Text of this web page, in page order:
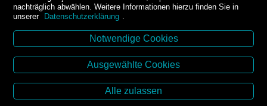
Kontakt
Buchhandlung Kirchner-Krämer
Dr.-Karl-Renner-Platz 2
2000 Stockerau
nachträglich abwählen. Weitere Informationen hierzu finden Sie in
unserer Datenschutzerklärung
Notwendige Cookies
Ausgewählte Cookies
Alle zulassen